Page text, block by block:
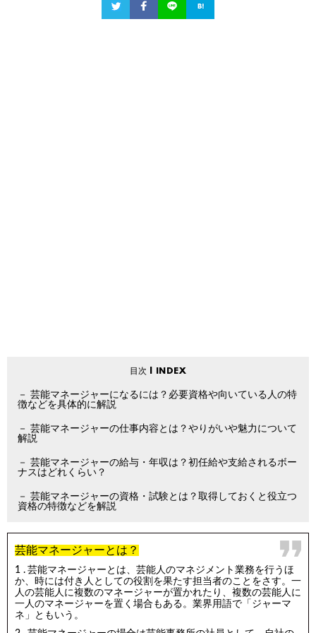
芸能マネージャーになるには？必要資格や向いている人の特
徴などを具体的に解説
芸能マネージャーの仕事内容とは？やりがいや魅力について
解説
芸能マネージャーの給与・年収は？初任給や支給されるボー
ナスはどれくらい？
芸能マネージャーの資格・試験とは？取得しておくと役立つ
資格の特徴などを解説
芸能マネージャーとは？
芸能マネージャーとは、芸能人のマネジメント業務を行うほ
か、時には付き人としての役割を果たす担当者のことをさす。一
人の芸能人に複数のマネージャーが置かれたり、複数の芸能人に
一人のマネージャーを置く場合もある。業界用語で「ジャーマ
ネ」ともいう。